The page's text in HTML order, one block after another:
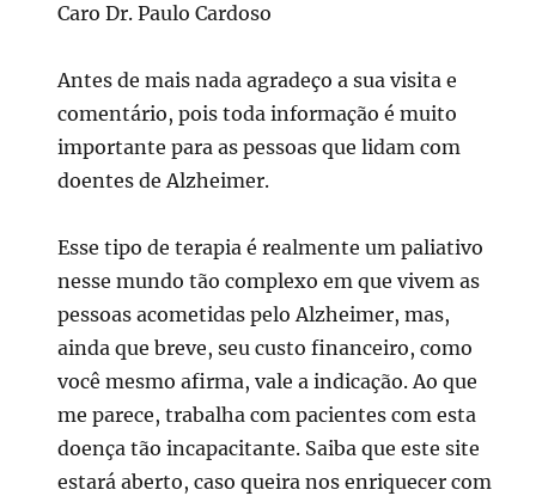
Caro Dr. Paulo Cardoso
Antes de mais nada agradeço a sua visita e
comentário, pois toda informação é muito
importante para as pessoas que lidam com
doentes de Alzheimer.
Esse tipo de terapia é realmente um paliativo
nesse mundo tão complexo em que vivem as
pessoas acometidas pelo Alzheimer, mas,
ainda que breve, seu custo financeiro, como
você mesmo afirma, vale a indicação. Ao que
me parece, trabalha com pacientes com esta
doença tão incapacitante. Saiba que este site
estará aberto, caso queira nos enriquecer com